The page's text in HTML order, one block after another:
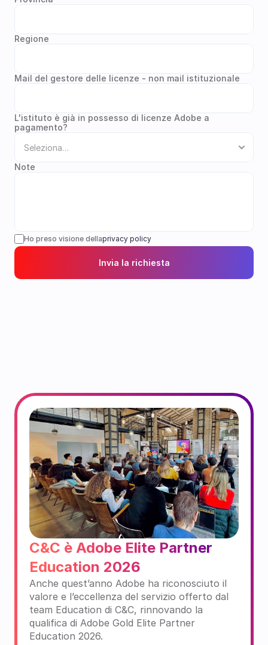
Regione
Mail del gestore delle licenze - non mail istituzionale
L'istituto è già in possesso di licenze Adobe a
pagamento?
Note
Ho preso visione dellaprivacy policy
Invia la richiesta
C&C è Adobe Elite Partner
Education 2026
Anche quest’anno Adobe ha riconosciuto il
valore e l’eccellenza del servizio offerto dal
team Education di C&C, rinnovando la
qualifica di Adobe Gold Elite Partner
Education 2026.